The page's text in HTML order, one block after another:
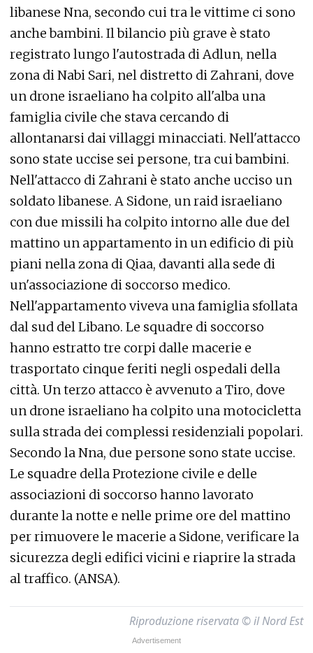
libanese Nna, secondo cui tra le vittime ci sono
anche bambini. Il bilancio più grave è stato
registrato lungo l'autostrada di Adlun, nella
zona di Nabi Sari, nel distretto di Zahrani, dove
un drone israeliano ha colpito all'alba una
famiglia civile che stava cercando di
allontanarsi dai villaggi minacciati. Nell'attacco
sono state uccise sei persone, tra cui bambini.
Nell'attacco di Zahrani è stato anche ucciso un
soldato libanese. A Sidone, un raid israeliano
con due missili ha colpito intorno alle due del
mattino un appartamento in un edificio di più
piani nella zona di Qiaa, davanti alla sede di
un'associazione di soccorso medico.
Nell'appartamento viveva una famiglia sfollata
dal sud del Libano. Le squadre di soccorso
hanno estratto tre corpi dalle macerie e
trasportato cinque feriti negli ospedali della
città. Un terzo attacco è avvenuto a Tiro, dove
un drone israeliano ha colpito una motocicletta
sulla strada dei complessi residenziali popolari.
Secondo la Nna, due persone sono state uccise.
Le squadre della Protezione civile e delle
associazioni di soccorso hanno lavorato
durante la notte e nelle prime ore del mattino
per rimuovere le macerie a Sidone, verificare la
sicurezza degli edifici vicini e riaprire la strada
al traffico. (ANSA).
Riproduzione riservata © il Nord Est